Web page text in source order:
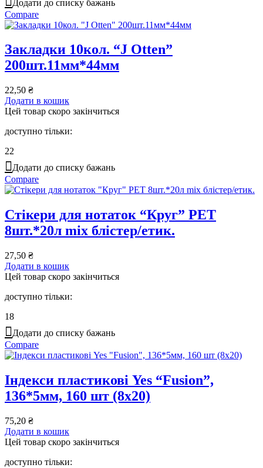
Додати до списку бажань
Compare
Закладки 10кол. “J Otten”
200шт.11мм*44мм
22,50 ₴
Додати в кошик
Цей товар скоро закінчиться
доступно тільки:
22
Додати до списку бажань
Compare
Стікери для нотаток “Круг” PET
8шт.*20л mix блістер/етик.
27,50 ₴
Додати в кошик
Цей товар скоро закінчиться
доступно тільки:
18
Додати до списку бажань
Compare
Індекси пластикові Yes “Fusion”,
136*5мм, 160 шт (8х20)
75,20 ₴
Додати в кошик
Цей товар скоро закінчиться
доступно тільки: